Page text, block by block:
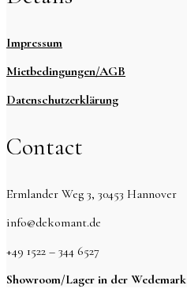
Impressum
Mietbedingungen/AGB
Datenschutzerklärung
Contact
Ermlander Weg 3, 30453 Hannover
info@dekomant.de
+49 1522 – 344 6527
Showroom/Lager in der Wedemark